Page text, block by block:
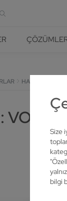
Size
bilgi
HABERLER